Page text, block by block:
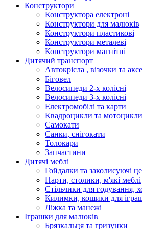
Конструктори
Конструктора електроні
Конструктори для малюків
Конструктори пластикові
Конструктори металеві
Конструктори магнітні
Дитячий транспорт
Автокрісла , візочки та
Біговел
Велосипеди 2-х колісні
Велосипеди 3-х колісні
Електромобілі та карти
Квадроцикли та мотоцикли
Самокати
Санки, снігокати
Толокари
Запчастини
Дитячі меблі
Гойдалки та заколисуючі
Парти, столики, м'які меблі
Стільчики для годування,
Килимки, кошики для
Ліжка та манежі
Іграшки для малюків
Брязкальця та гризунки